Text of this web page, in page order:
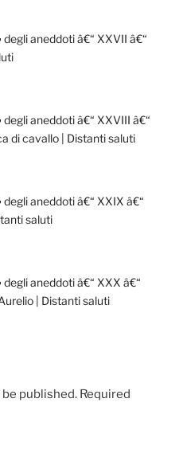
degli aneddoti â€“ XXVII â€“
degli aneddoti â€“ XXVIII â€“
di cavallo | Distanti saluti
degli aneddoti â€“ XXIX â€“
saluti
degli aneddoti â€“ XXX â€“
| Distanti saluti
published. Required